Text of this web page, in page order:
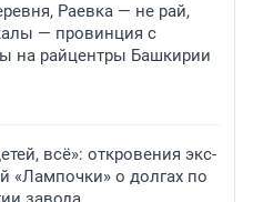
Раевка — не рай,
— провинция с
на райцентры Башкирии
всё»: откровения экс-
«Лампочки» о долгах по